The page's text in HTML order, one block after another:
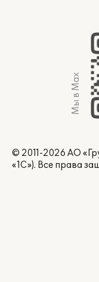
Мы в Max
© 2011-2026 АО
«1С»). Все права